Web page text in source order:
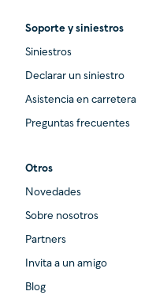
Soporte y siniestros
Siniestros
Declarar un siniestro
Asistencia en carretera
Preguntas frecuentes
Otros
Novedades
Sobre nosotros
Partners
Invita a un amigo
Blog